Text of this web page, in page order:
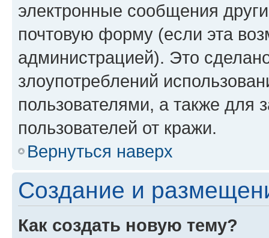
электронные сообщения
почтовую форму (если эта
администрацией). Это
злоупотреблений
пользователями, а также для
пользователей от кражи.
Вернуться наверх
Создание и
Как создать новую тему?